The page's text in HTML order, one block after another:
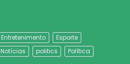
Entretenimento
Esporte
Notícias politics
Política